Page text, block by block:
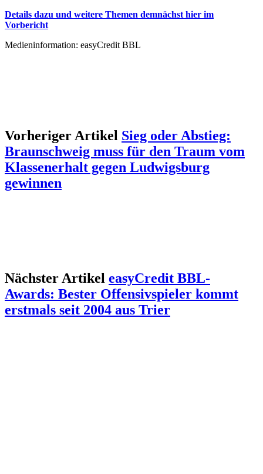
Details dazu und weitere Themen demnächst hier im
Vorbericht
Medieninformation: easyCredit BBL
Vorheriger Artikel Sieg oder Abstieg:
Braunschweig muss für den Traum vom
Klassenerhalt gegen Ludwigsburg
gewinnen
Nächster Artikel easyCredit BBL-
Awards: Bester Offensivspieler kommt
erstmals seit 2004 aus Trier